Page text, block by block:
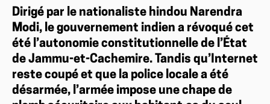
Dirigé par le nationaliste hindou Narendra
Modi, le gouvernement indien a révoqué cet
été l’autonomie constitutionnelle de l’État
de Jammu-et-Cachemire. Tandis qu’Internet
reste coupé et que la police locale a été
désarmée, l’armée impose une chape de